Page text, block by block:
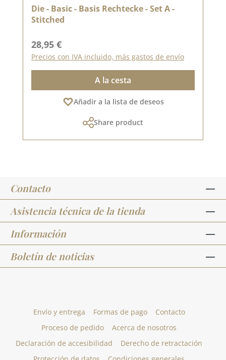
Die - Basic - Basis Rechtecke - Set A -
Stitched
Precio normal:
28,95 €
Precios con IVA incluido, más gastos de envío
A la cesta
Añadir a la lista de deseos
Share product
Contacto
Asistencia técnica de la tienda
Información
Boletín de noticias
Envío y entrega Formas de pago
Contacto
Proceso de pedido
Acerca de nosotros
Declaración de accesibilidad
Derecho de retractación